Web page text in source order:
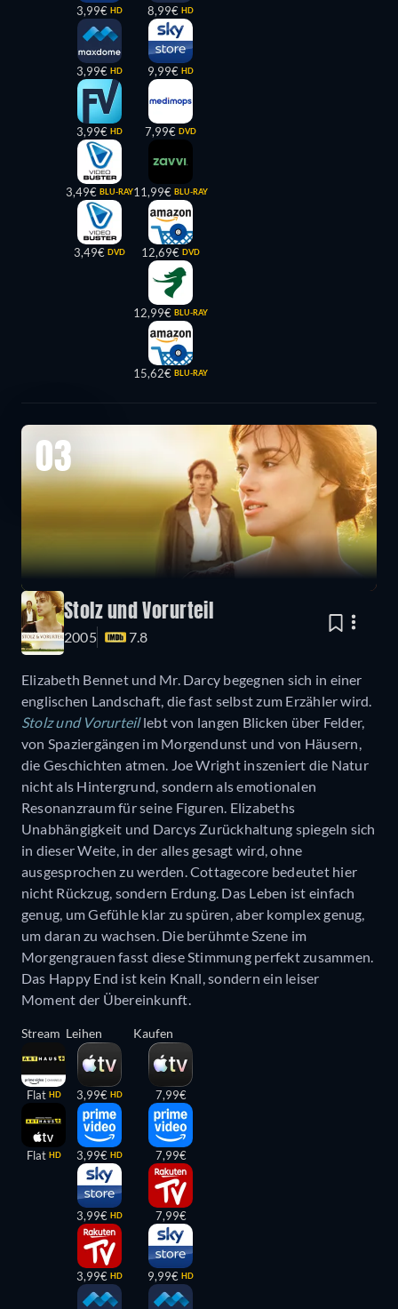
3,99€ HD
3,99€ HD
3,99€ HD
3,49€ BLU-RAY
3,49€ DVD
8,99€ HD
9,99€ HD
7,99€ DVD
11,99€ BLU-RAY
12,69€ DVD
12,99€ BLU-RAY
15,62€ BLU-RAY
03
Stolz und Vorurteil
2005 7.8
Elizabeth Bennet und Mr. Darcy begegnen sich in einer
englischen Landschaft, die fast selbst zum Erzähler wird.
Stolz und Vorurteillebt von langen Blicken über Felder,
von Spaziergängen im Morgendunst und von Häusern,
die Geschichten atmen. Joe Wright inszeniert die Natur
nicht als Hintergrund, sondern als emotionalen
Resonanzraum für seine Figuren. Elizabeths
Unabhängigkeit und Darcys Zurückhaltung spiegeln sich
in dieser Weite, in der alles gesagt wird, ohne
ausgesprochen zu werden. Cottagecore bedeutet hier
nicht Rückzug, sondern Erdung. Das Leben ist einfach
genug, um Gefühle klar zu spüren, aber komplex genug,
um daran zu wachsen. Die berühmte Szene im
Morgengrauen fasst diese Stimmung perfekt zusammen.
Das Happy End ist kein Knall, sondern ein leiser
Moment der Übereinkunft.
Stream
Flat HD
Flat HD
Leihen
3,99€ HD
3,99€ HD
3,99€ HD
3,99€ HD
Kaufen
7,99€
7,99€
7,99€
9,99€ HD